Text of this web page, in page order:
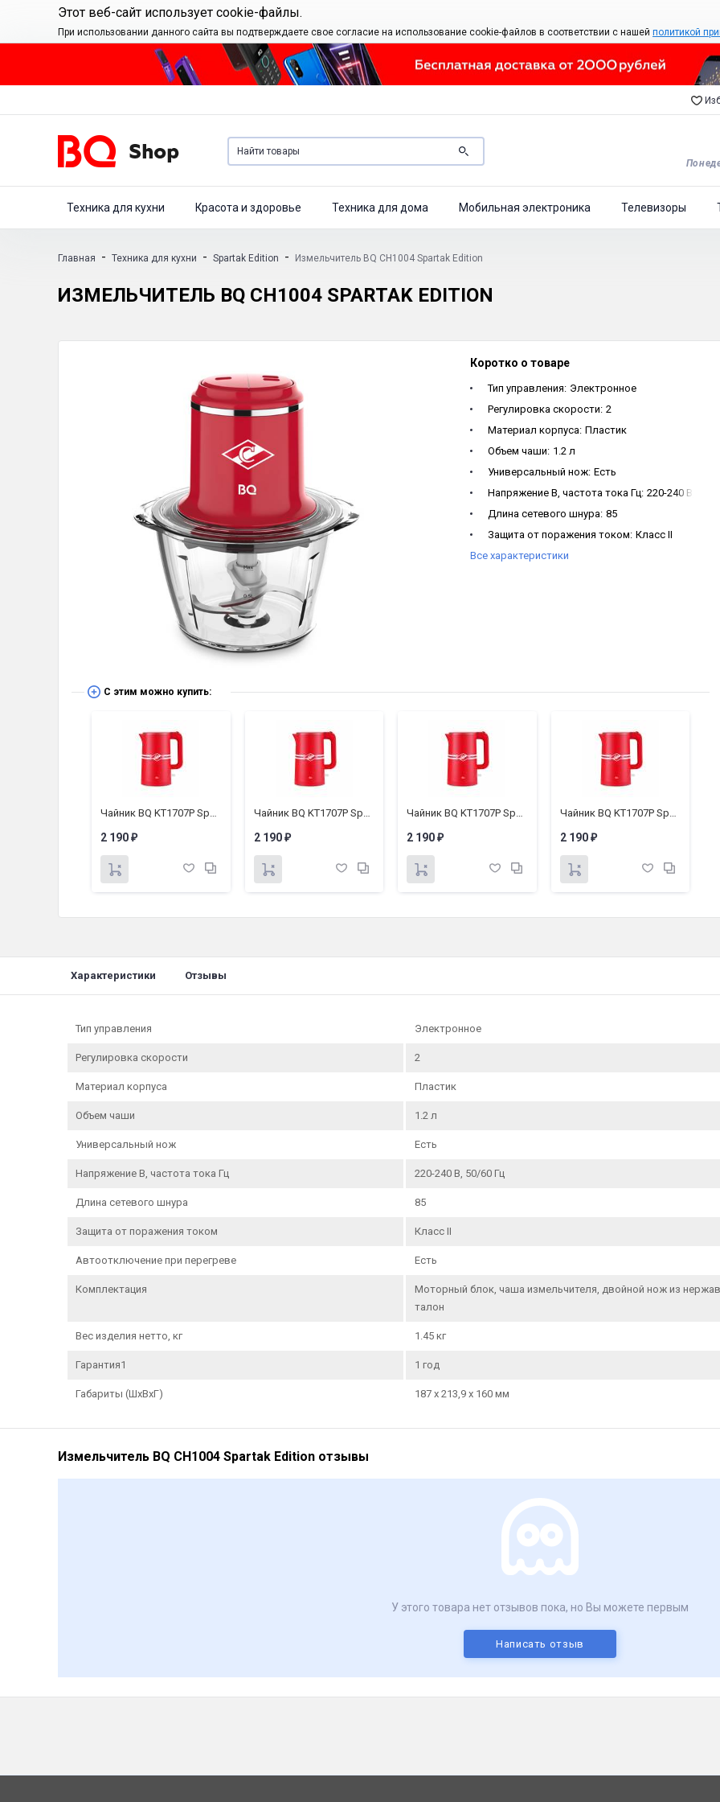
Этот веб-сайт использует cookie-файлы.
При использовании данного сайта вы подтверждаете свое согласие на использование cookie-файлов в соответствии с нашей политикой
Техника для кухни Красота и здоровье Техника для дома Мобильная электроника Телевизоры
Главная - Техника для кухни - Spartak Edition - Измельчитель BQ CH1004 Spartak Edition
ИЗМЕЛЬЧИТЕЛЬ BQ CH1004 SPARTAK EDITION
Коротко о товаре
Тип управления: Электронное
Регулировка скорости: 2
Материал корпуса: Пластик
Объем чаши: 1.2 л
Универсальный нож: Есть
Напряжение В, частота тока Гц: 220-240 В, 50/
Длина сетевого шнура: 85
Защита от поражения током: Класс II
Автоотключение при перегреве:
Все характеристики
С этим можно купить:
2 190 ₽ 2 190 ₽ 2 190 ₽ 2 190 ₽
Характеристики Отзывы
Тип управления Электронное
Регулировка скорости 2
Материал корпуса Пластик
Объем чаши 1.2 л
Универсальный нож Есть
Напряжение В, частота тока Гц 220-240 В, 50/60 Гц
Длина сетевого шнура 85
Защита от поражения током Класс II
Автоотключение при перегреве Есть
Комплектация
Моторный блок, чаша измельчителя, двойной нож из
талон
Вес изделия нетто, кг 1.45 кг
Гарантия1 1 год
Габариты (ШxВxГ) 187 x 213,9 x 160 мм
Измельчитель BQ CH1004 Spartak Edition отзывы
У этого товара нет отзывов пока, но Вы можете первым
Написать отзыв